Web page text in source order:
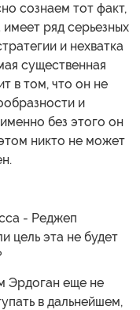
сознаем тот факт,
ряд серьезных
и нехватка
существенная
в том, что он не
и
без этого он
никто не может
- Реджеп
цель эта не будет
Эрдоган еще не
в дальнейшем,